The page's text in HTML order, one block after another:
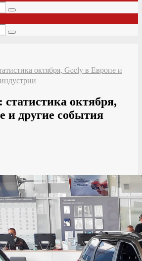
Поиск
Поиск
октября, Geely в Европе и
октября,
и другие события